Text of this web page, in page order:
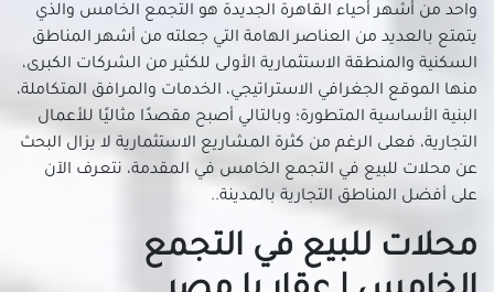
محلات للبيع في الجمالية
محلات للبيع في الحسين
محلات للبيع في الحى السابع بمدينة نصر
محلات للبيع في الحى العاشر بمدينة نصر
محلات للبيع في الخلفاوي
محلات للبيع في الخليفة
محلات للبيع في الدرب الأحمر
محلات للبيع في الزاوية الحمراء
محلات للبيع في الزمالك
واحد من أشهر أحياء القاهرة الجديدة هو التجمع الخامس والذي
يتمتع بالعديد من العناصر الهامة التي جعلته من أشهر المناطق
السكنية والمنطقة الاستثمارية الأولى للكثير من الشركات الكبرى،
منها الموقع الجغرافي الاستراتيجي، الخدمات والمرافق المتكاملة،
البنية الأساسية المتطورة؛ وبالتالي أصبح مقصدًا مثاليًا للأعمال
التجارية، فعلى الرغم من كثرة المشاريع الاستثمارية لا يزال البحث
عن محلات للبيع في التجمع الخامس في المقدمة، نتعرف الآن
على أفضل المناطق التجارية بالمدينة..
محلات للبيع في التجمع